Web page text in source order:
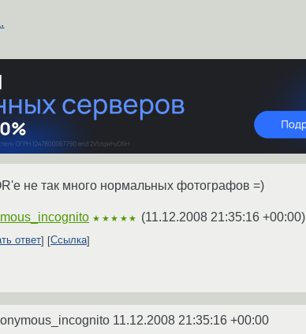
не так много нормальных фотографов =)
★★★★★ (11.12.2008 21:35:16 +00:00)
ответ Ссылка
11.12.2008 21:35:16 +00:00